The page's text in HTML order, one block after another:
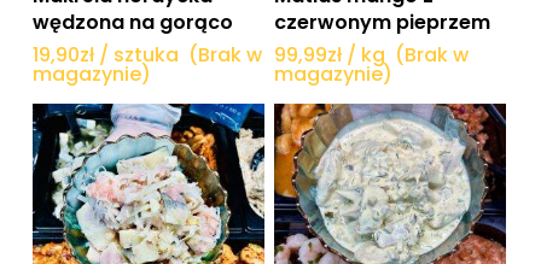
wędzona na gorąco
19,90zł / sztuka (Brak w
magazynie)
czerwonym pieprzem
99,99zł / kg (Brak w
magazynie)